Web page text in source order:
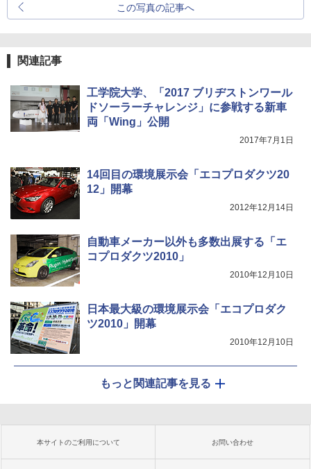
この写真の記事へ
関連記事
工学院大学、「2017 ブリヂストンワール
ドソーラーチャレンジ」に参戦する新車
両「Wing」公開
2017年7月1日
14回目の環境展示会「エコプロダクツ20
12」開幕
2012年12月14日
自動車メーカー以外も多数出展する「エ
コプロダクツ2010」
2010年12月10日
日本最大級の環境展示会「エコプロダク
ツ2010」開幕
2010年12月10日
もっと関連記事を見る
本サイトのご利用について お問い合わせ